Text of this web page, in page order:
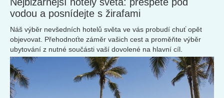
vodou a posnídejte s žirafami
Náš výběr nevšedních hotelů světa ve vás probudí chuť opět
objevovat. Přehodnoťte záměr vašich cest a proměňte výběr
ubytování z nutné součásti vaší dovolené na hlavní cíl.